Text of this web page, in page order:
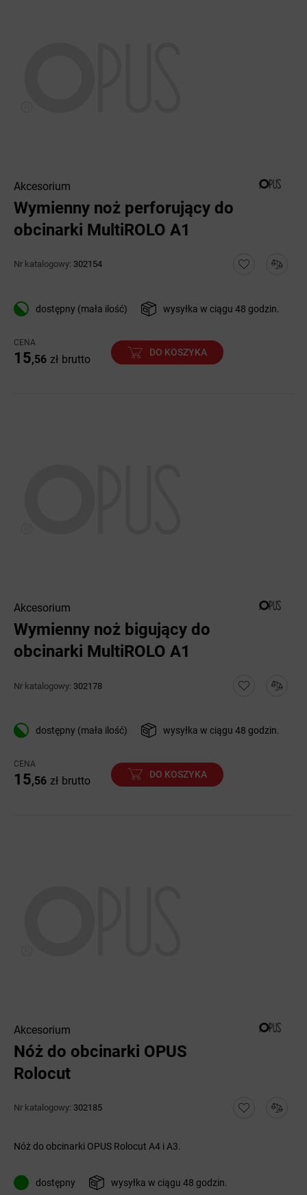
Akcesorium
Wymienny noż perforujący do
obcinarki MultiROLO A1
Nr katalogowy: 302154
dostępny (mała ilość) wysyłka w ciągu 48 godzin.
CENA
15,56 zł brutto
DO KOSZYKA
Akcesorium
Wymienny noż bigujący do
obcinarki MultiROLO A1
Nr katalogowy: 302178
dostępny (mała ilość) wysyłka w ciągu 48 godzin.
CENA
15,56 zł brutto
DO KOSZYKA
Akcesorium
Nóż do obcinarki OPUS
Rolocut
Nr katalogowy: 302185
Nóż do obcinarki OPUS Rolocut A4 i A3.
dostępny wysyłka w ciągu 48 godzin.